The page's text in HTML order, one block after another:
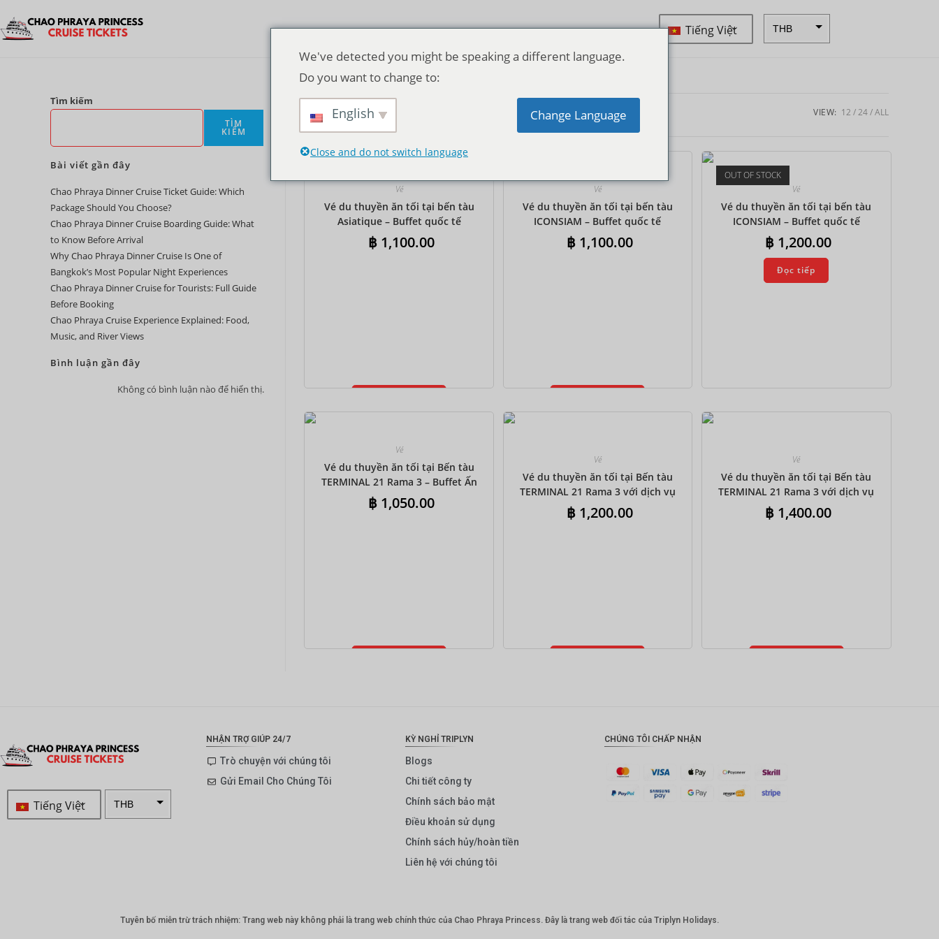
Tiếng Việt THB
JPY
EUR
INR
MYR
PHP
HKD
Thứ tự mặc định VIEW: 12 24 ALL
Vé
Vé du thuyền ăn tối tại bến tàu
Asiatique – Buffet quốc tế
฿1,100.00
hàng
Vé
Vé du thuyền ăn tối tại bến tàu
ICONSIAM – Buffet quốc tế
฿1,100.00
hàng
OUT OF STOCK
Vé
Vé du thuyền ăn tối tại bến tàu
ICONSIAM – Buffet quốc tế
฿ 1,200.00
Đọc tiếp
Vé
Vé du thuyền ăn tối tại Bến tàu
TERMINAL 21 Rama 3 – Buffet Ấn
Độ
฿1,050.00
Vé
Vé du thuyền ăn tối tại Bến tàu
TERMINAL 21 Rama 3 với dịch vụ
đưa đón khứ hồi chung – Buffet
Ấn Độ
฿1,200.00
Vé
Vé du thuyền ăn tối tại Bến tàu
TERMINAL 21 Rama 3 với dịch vụ
đưa đón khứ hồi chung – Buffet
quốc tế
฿ 1,400.00
Tìm kiếm
TÌM
KIẾM
Bài viết gần đây
Chao Phraya Dinner Cruise Ticket Guide: Which
Package Should You Choose?
Chao Phraya Dinner Cruise Boarding Guide: What
to Know Before Arrival
Why Chao Phraya Dinner Cruise Is One of
Bangkok’s Most Popular Night Experiences
Chao Phraya Dinner Cruise for Tourists: Full Guide
Before Booking
Chao Phraya Cruise Experience Explained: Food,
Music, and River Views
Bình luận gần đây
Không có bình luận nào để hiển thị.
Tiếng Việt THB
NHẬN TRỢ GIÚP 24/7
Trò chuyện với chúng tôi
Gửi Email Cho Chúng Tôi
KỲ NGHỈ TRIPLYN
Blogs
Chi tiết công ty
Chính sách bảo mật
Điều khoản sử dụng
Chính sách hủy/hoàn tiền
Liên hệ với chúng tôi
CHÚNG TÔI CHẤP NHẬN
Tuyên bố miễn trừ trách nhiệm: Trang web này không phải là trang web chính thức của Chao Phraya Princess. Đây là trang web đối tác của Triplyn Holidays.
We've detected you might be speaking a different language.
Do you want to change to:
English Change Language
Close and do not switch language